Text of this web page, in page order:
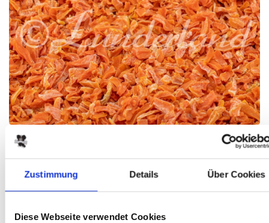
Zustimmung Details Über Cookies
Diese Webseite verwendet Cookies
Lunderland
Mohrrübenraspel